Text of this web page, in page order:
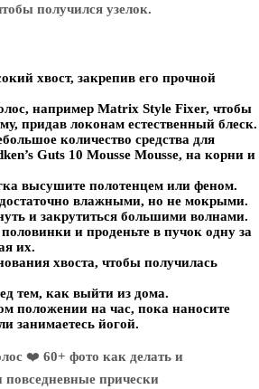
получился узелок.
хвост, закрепив его прочной
например Matrix Style Fixer, чтобы
придав локонам естественный блеск.
количество средства для
Guts 10 Mousse Mousse, на корни и
высушите полотенцем или феном.
влажными, но не мокрыми.
и закрутиться большими волнами.
половинки и проденьте в пучок одну за
их.
хвоста, чтобы получилась
тем, как выйти из дома.
положении на час, пока наносите
занимаетесь йогой.